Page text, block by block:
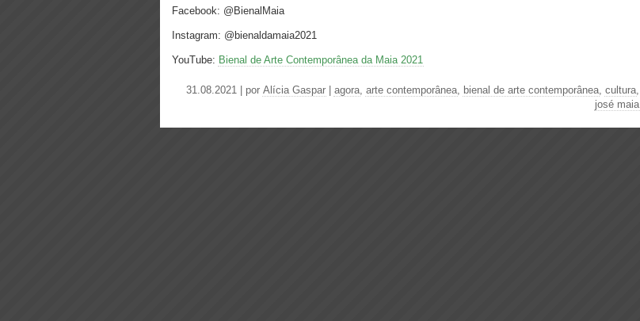
Facebook: @BienalMaia
Instagram: @bienaldamaia2021
YouTube: Bienal de Arte Contemporânea da Maia 2021
31.08.2021 | por Alícia Gaspar agora, arte contemporânea, bienal de arte contemporânea, cultura,
josé maia